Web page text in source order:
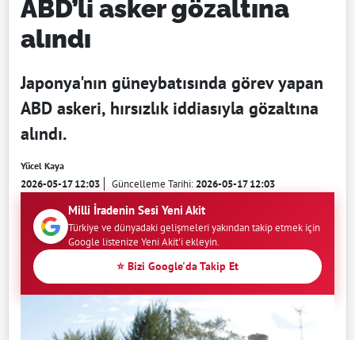
ABD’li asker gözaltına
alındı
Japonya'nın güneybatısında görev yapan
ABD askeri, hırsızlık iddiasıyla gözaltına
alındı.
Yücel Kaya
2026-05-17 12:03 Güncelleme Tarihi:2026-05-17 12:03
Milli İradenin Sesi Yeni Akit
Türkiye ve dünyadaki gelişmeleri yakından takip etmek için
Google listenize Yeni Akit'i ekleyin.
⭐ Bizi Google'da Takip Et